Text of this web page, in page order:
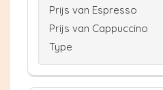
Prijs van Espresso
Prijs van Cappuccino
Type